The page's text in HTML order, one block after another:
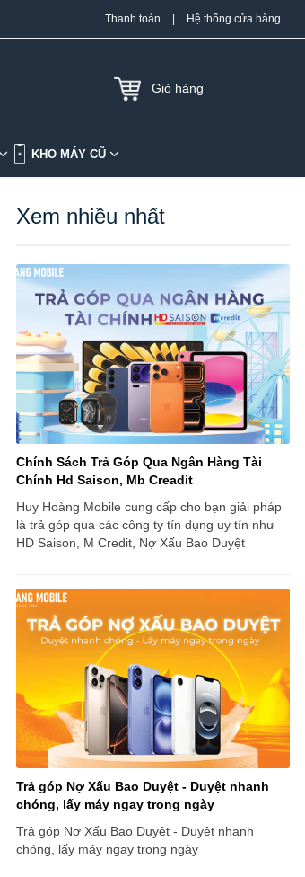
Thanh toán Hệ thống cửa hàng
Giỏ hàng
KHO MÁY CŨ
Xem nhiều nhất
Chính Sách Trả Góp Qua Ngân Hàng Tài
Chính Hd Saison, Mb Creadit
Huy Hoàng Mobile cung cấp cho bạn giải pháp
là trả góp qua các công ty tín dụng uy tín như
HD Saison, M Credit, Nợ Xấu Bao Duyệt
Trả góp Nợ Xấu Bao Duyệt - Duyệt nhanh
chóng, lấy máy ngay trong ngày
Trả góp Nợ Xấu Bao Duyệt - Duyệt nhanh
chóng, lấy máy ngay trong ngày